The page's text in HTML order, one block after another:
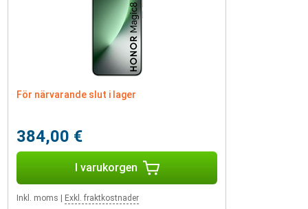
För närvarande slut i lager
384,00 €
I varukorgen
Inkl. moms Exkl. fraktkostnader